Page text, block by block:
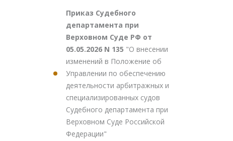
Приказ Судебного
департамента при
Верховном Суде РФ от
05.05.2026 N 135 "О внесении
изменений в Положение об
Управлении по обеспечению
деятельности арбитражных и
специализированных судов
Судебного департамента при
Верховном Суде Российской
Федерации"